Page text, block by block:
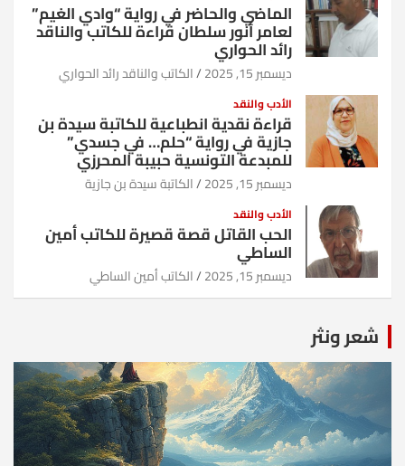
الماضي والحاضر في رواية “وادي الغيم”
لعامر أنور سلطان قراءة للكاتب والناقد
رائد الحواري
ديسمبر 15, 2025 الكاتب والناقد رائد الحواري
الأدب والنقد
قراءة نقدية انطباعية للكاتبة سيدة بن
جازية في رواية “حلم… في جسدي”
للمبدعة التونسية حبيبة المحرزي
ديسمبر 15, 2025 الكاتبة سيدة بن جازية
الأدب والنقد
الحب القاتل قصة قصيرة للكاتب أمين
الساطي
ديسمبر 15, 2025 الكاتب أمين الساطي
شعر ونثر